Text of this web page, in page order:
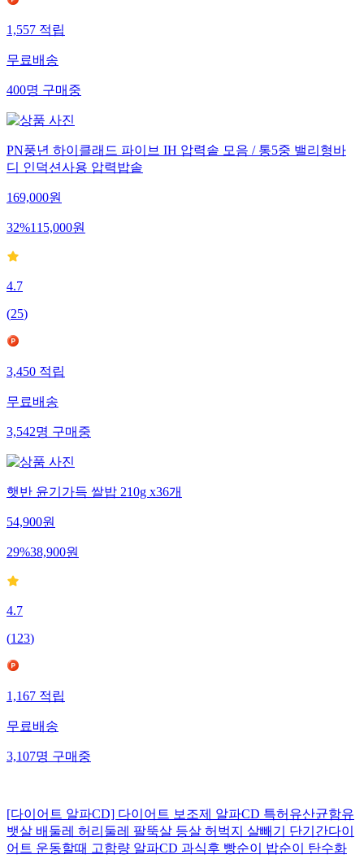
1,557적립
무료배송
400명구매중
PN풍년 하이클래드 파이브 IH 압력솥 모음 / 통5중 밸리형바
디 인덕션사용 압력밥솥
169,000원
32%115,000원
4.7
(25)
3,450적립
무료배송
3,542명구매중
햇반 윤기가득 쌀밥 210g x36개
54,900원
29%38,900원
4.7
(123)
1,167적립
무료배송
3,107명구매중
[다이어트 알파CD] 다이어트 보조제 알파CD 특허유산균함유
뱃살 배둘레 허리둘레 팔뚝살 등살 허벅지 살빼기 단기간다이
어트 운동할때 고함량 알파CD 과식후 빵순이 밥순이 탄수화